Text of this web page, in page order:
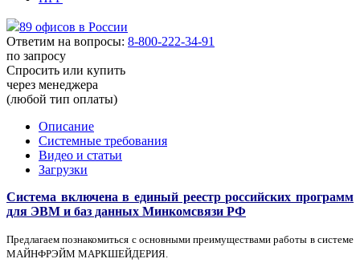
89 офисов в России
Ответим на вопросы: 8-800-222-34-91
по запросу
Спросить или купить
через менеджера
(любой тип оплаты)
Описание
Системные требования
Видео и статьи
Загрузки
Система включена в единый реестр российских программ
для ЭВМ и баз данных Минкомсвязи РФ
Предлагаем познакомиться с основными преимуществами работы в системе
МАЙНФРЭЙМ МАРКШЕЙДЕРИЯ.